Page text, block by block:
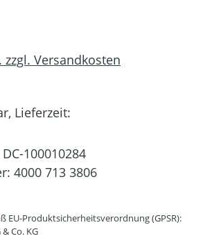
Versandkosten
Lieferzeit:
DC-100010284
4000 713 3806
EU-Produktsicherheitsverordnung (GPSR):
Co. KG